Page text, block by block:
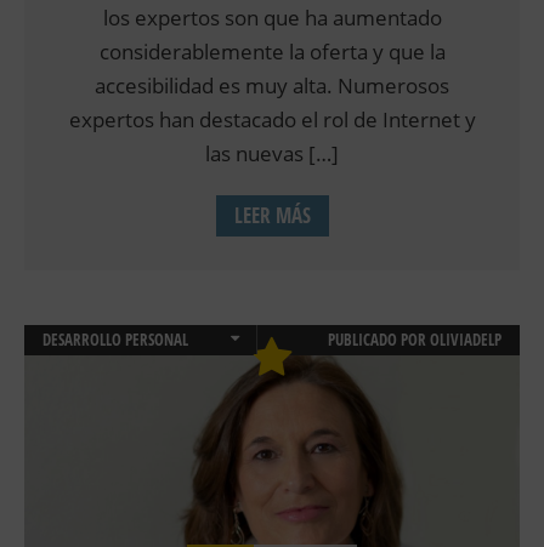
los expertos son que ha aumentado
considerablemente la oferta y que la
accesibilidad es muy alta. Numerosos
expertos han destacado el rol de Internet y
las nuevas […]
LEER MÁS
DESARROLLO PERSONAL
PSICOLOGIA INFANTIL Y JUVENIL
PUBLICADO POR OLIVIADELP